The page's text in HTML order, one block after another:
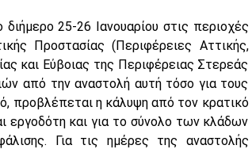
25-26 Ιανουαρίου στις περιοχές
Προστασίας (Περιφέρειες Αττικής,
και Εύβοιας της Περιφέρειας Στερεάς
από την αναστολή αυτή τόσο για τους
προβλέπεται η κάλυψη από τον κρατικό
εργοδότη και για το σύνολο των κλάδων
Για τις ημέρες της αναστολής